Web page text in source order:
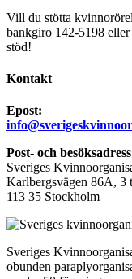
Vill du stötta
bankgiro 142-5198
stöd!
Kontakt
Epost:
Post- och
Sveriges
Karlbergsvägen 86A, 3
113 35 Stockholm
Sveriges
obunden